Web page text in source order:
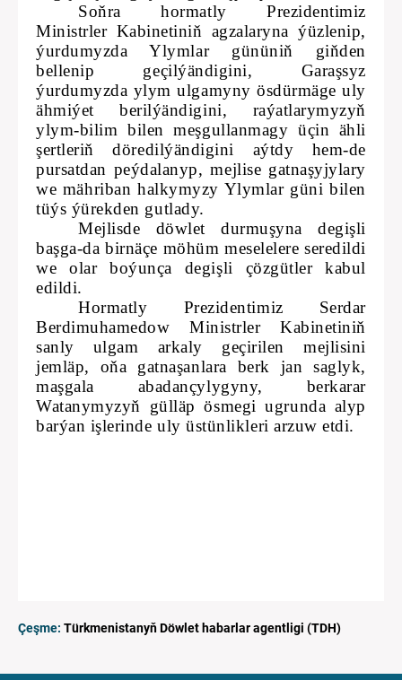
Soňra hormatly Prezidentimiz
Ministrler Kabinetiniň agzalaryna ýüzlenip,
ýurdumyzda Ylymlar gününiň giňden
bellenip geçilýändigini, Garaşsyz
ýurdumyzda ylym ulgamyny ösdürmäge uly
ähmiýet berilýändigini, raýatlarymyzyň
ylym-bilim bilen meşgullanmagy üçin ähli
şertleriň döredilýändigini aýtdy hem-de
pursatdan peýdalanyp, mejlise gatnaşyjylary
we mähriban halkymyzy Ylymlar güni bilen
tüýs ýürekden gutlady.
Mejlisde döwlet durmuşyna degişli
başga-da birnäçe möhüm meselelere seredildi
we olar boýunça degişli çözgütler kabul
edildi.
Hormatly Prezidentimiz Serdar
Berdimuhamedow Ministrler Kabinetiniň
sanly ulgam arkaly geçirilen mejlisini
jemläp, oňa gatnaşanlara berk jan saglyk,
maşgala abadançylygyny, berkarar
Watanymyzyň gülläp ösmegi ugrunda alyp
barýan işlerinde uly üstünlikleri arzuw etdi.
Çeşme: Türkmenistanyň Döwlet habarlar agentligi (TDH)